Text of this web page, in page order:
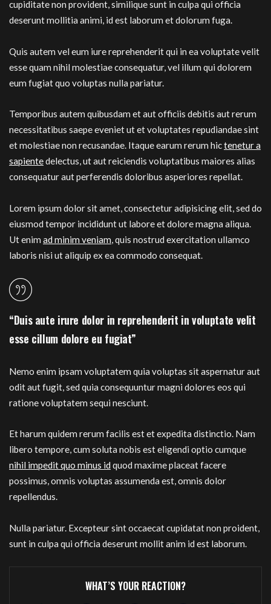
cupiditate non provident, similique sunt in culpa qui officia
deserunt mollitia animi, id est laborum et dolorum fuga.
Quis autem vel eum iure reprehenderit qui in ea voluptate velit
esse quam nihil molestiae consequatur, vel illum qui dolorem
eum fugiat quo voluptas nulla pariatur.
Temporibus autem quibusdam et aut officiis debitis aut rerum
necessitatibus saepe eveniet ut et voluptates repudiandae sint
et molestiae non recusandae. Itaque earum rerum hictenetur a
sapientedelectus, ut aut reiciendis voluptatibus maiores alias
consequatur aut perferendis doloribus asperiores repellat.
Lorem ipsum dolor sit amet, consectetur adipisicing elit, sed do
eiusmod tempor incididunt ut labore et dolore magna aliqua.
Ut enimad minim veniam , quis nostrud exercitation ullamco
laboris nisi ut aliquip ex ea commodo consequat.
“Duis aute irure dolor in reprehenderit in voluptate velit
esse cillum dolore eu fugiat”
Nemo enim ipsam voluptatem quia voluptas sit aspernatur aut
odit aut fugit, sed quia consequuntur magni dolores eos qui
ratione voluptatem sequi nesciunt.
Et harum quidem rerum facilis est et expedita distinctio. Nam
libero tempore, cum soluta nobis est eligendi optio cumque
nihil impedit quo minus idquod maxime placeat facere
possimus, omnis voluptas assumenda est, omnis dolor
repellendus.
Nulla pariatur. Excepteur sint occaecat cupidatat non proident,
sunt in culpa qui officia deserunt mollit anim id est laborum.
WHAT’S YOUR REACTION?